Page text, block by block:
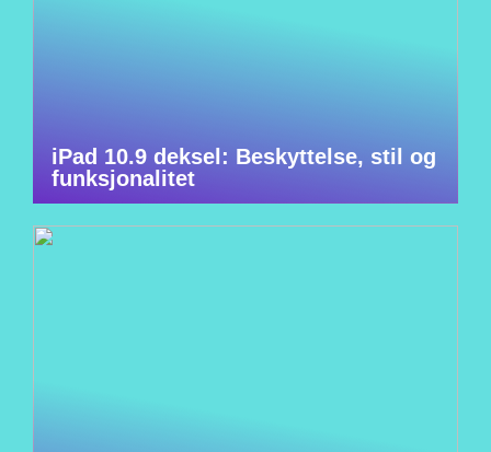
iPad 10.9 deksel: Beskyttelse, stil og
funksjonalitet